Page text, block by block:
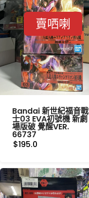
賣哂喇
Bandai 新世紀福音戰
士03 EVA初號機 新劇
場版破 覺醒VER.
66737
$195.0